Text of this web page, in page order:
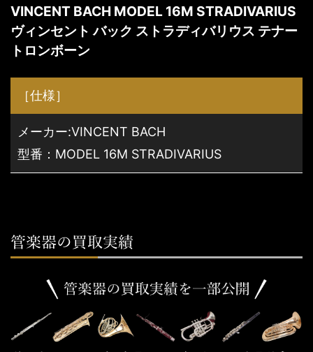
VINCENT BACH MODEL 16M STRADIVARIUS
ヴィンセント バック ストラディバリウス テナー
トロンボーン
［仕様］
メーカー:VINCENT BACH
型番：MODEL 16M STRADIVARIUS